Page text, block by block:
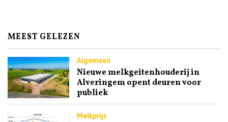
MEEST GELEZEN
Algemeen
Nieuwe melkgeitenhouderij in
Alveringem opent deuren voor
publiek
Melkprijs